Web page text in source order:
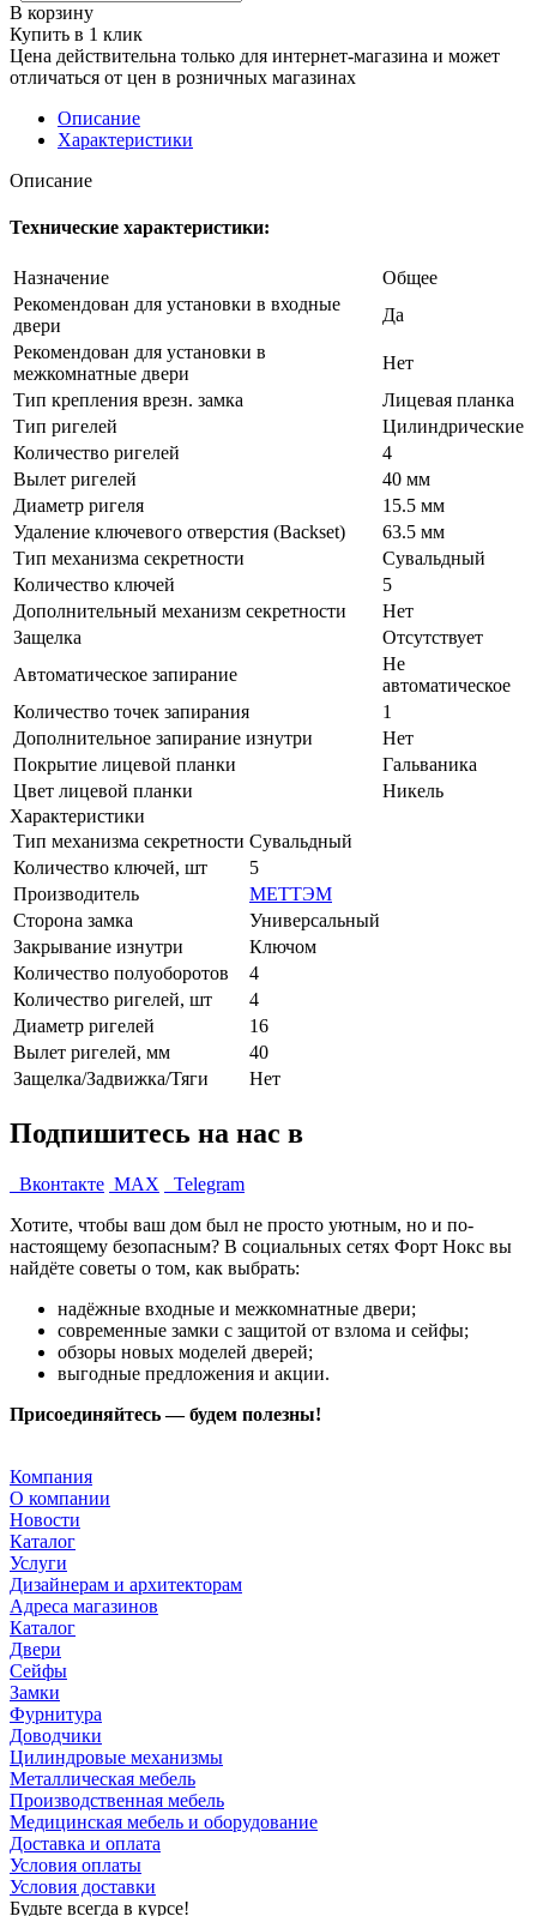
В корзину
Купить в 1 клик
Цена действительна только для интернет-магазина и может
отличаться от цен в розничных магазинах
Описание
Характеристики
Описание
Технические характеристики:
Назначение
Общее
Рекомендован для установки в входные
двери
Да
Рекомендован для установки в
межкомнатные двери
Нет
Тип крепления врезн. замка
Лицевая планка
Тип ригелей
Цилиндрические
Количество ригелей
4
Вылет ригелей
40 мм
Диаметр ригеля
15.5 мм
Удаление ключевого отверстия (Backset)
63.5 мм
Тип механизма секретности
Сувальдный
Количество ключей
5
Дополнительный механизм секретности
Нет
Защелка
Отсутствует
Автоматическое запирание
Не
автоматическое
Количество точек запирания
1
Дополнительное запирание изнутри
Нет
Покрытие лицевой планки
Гальваника
Цвет лицевой планки
Никель
Характеристики
Тип механизма секретности Сувальдный
Количество ключей, шт
5
Производитель
МЕТТЭМ
Сторона замка
Универсальный
Закрывание изнутри
Ключом
Количество полуоборотов
4
Количество ригелей, шт
4
Диаметр ригелей
16
Вылет ригелей, мм
40
Защелка/Задвижка/Тяги
Нет
Подпишитесь на нас в
Вконтакте MAX
Telegram
Хотите, чтобы ваш дом был не просто уютным, но и по-
настоящему безопасным? В социальных сетях Форт Нокс вы
найдёте советы о том, как выбрать:
надёжные входные и межкомнатные двери;
современные замки с защитой от взлома и сейфы;
обзоры новых моделей дверей;
выгодные предложения и акции.
Присоединяйтесь — будем полезны!
Компания
О компании
Новости
Каталог
Услуги
Дизайнерам и архитекторам
Адреса магазинов
Каталог
Двери
Сейфы
Замки
Фурнитура
Доводчики
Цилиндровые механизмы
Металлическая мебель
Производственная мебель
Медицинская мебель и оборудование
Доставка и оплата
Условия оплаты
Условия доставки
Будьте всегда в курсе!